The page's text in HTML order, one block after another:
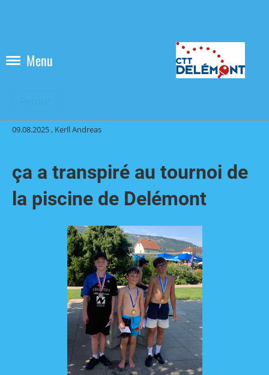
Menu
09.08.2025, Kerll Andreas
ça a transpiré au tournoi de
la piscine de Delémont